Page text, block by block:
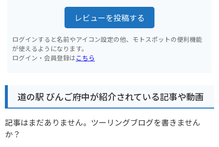
レビューを投稿する
ログインすると名前やアイコン設定の他、モトスポットの便利機能
が使えるようになります。
ログイン・会員登録はこちら
道の駅 びんご府中が紹介されている記事や動画
記事はまだありません。ツーリングブログを書きません
か？